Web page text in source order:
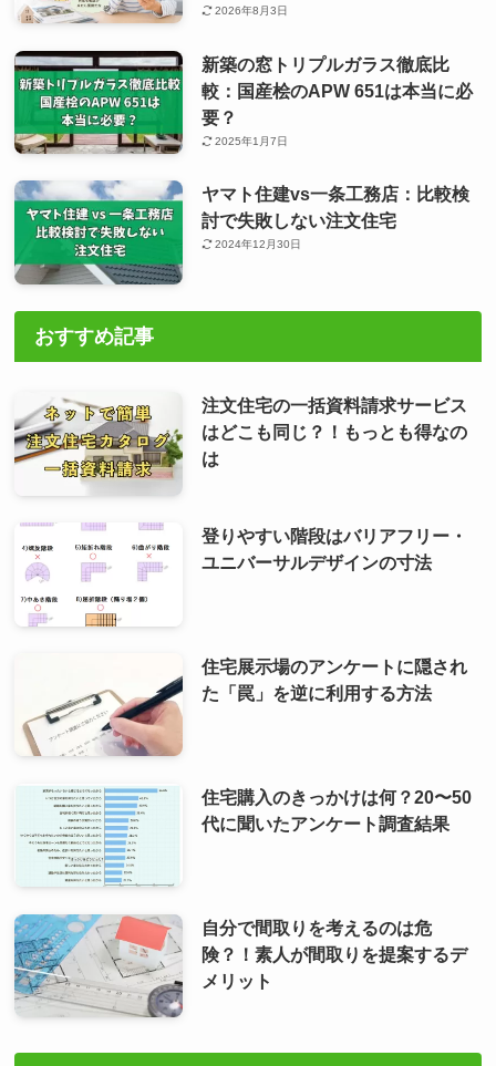
2026年8月3日
新築の窓トリプルガラス徹底比
較：国産桧のAPW 651は本当に必
要？
2025年1月7日
ヤマト住建vs一条工務店：比較検
討で失敗しない注文住宅
2024年12月30日
おすすめ記事
注文住宅の一括資料請求サービス
はどこも同じ？！もっとも得なの
は
登りやすい階段はバリアフリー・
ユニバーサルデザインの寸法
住宅展示場のアンケートに隠され
た「罠」を逆に利用する方法
住宅購入のきっかけは何？20〜50
代に聞いたアンケート調査結果
自分で間取りを考えるのは危
険？！素人が間取りを提案するデ
メリット